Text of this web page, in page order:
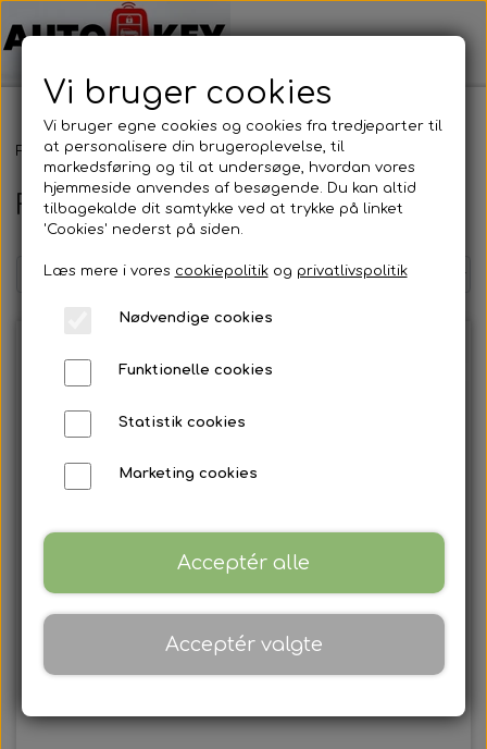
Forside Bilnøgler Chrysler Fjernbetjening
Fjernbetjening
Vi bruger cookies
Vi bruger egne cookies og cookies fra tredjeparter til
at personalisere din brugeroplevelse, til
markedsføring og til at undersøge, hvordan vores
hjemmeside anvendes af besøgende. Du kan altid
tilbagekalde dit samtykke ved at trykke på linket
'Cookies' nederst på siden.
Læs mere i vores cookiepolitikog privatlivspolitik
Nødvendige cookies
Funktionelle cookies
Statistik cookies
Marketing cookies
Acceptér alle
Acceptér valgte